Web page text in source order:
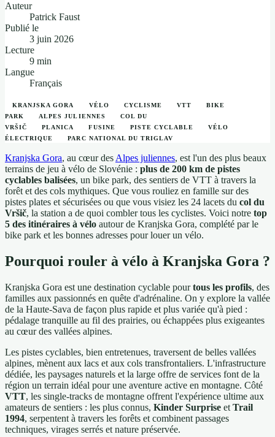
Auteur
Patrick Faust
Publié le
3 juin 2026
Lecture
9 min
Langue
Français
KRANJSKA GORA VÉLO CYCLISME VTT
BIKE
PARK
ALPES JULIENNES
COL DU
VRŠIČ
PLANICA FUSINE PISTE CYCLABLE
VÉLO
ÉLECTRIQUE
PARC NATIONAL DU TRIGLAV
Kranjska Gora, au cœur des Alpes juliennes, est l'un des plus beaux
terrains de jeu à vélo de Slovénie : plus de 200 km de pistes
cyclables balisées, un bike park, des sentiers de VTT à travers la
forêt et des cols mythiques. Que vous rouliez en famille sur des
pistes plates et sécurisées ou que vous visiez les 24 lacets du col du
Vršič, la station a de quoi combler tous les cyclistes. Voici notre top
5 des itinéraires à vélo autour de Kranjska Gora, complété par le
bike park et les bonnes adresses pour louer un vélo.
Pourquoi rouler à vélo à Kranjska Gora ?
Kranjska Gora est une destination cyclable pourtous les profils, des
familles aux passionnés en quête d'adrénaline. On y explore la vallée
de la Haute-Sava de façon plus rapide et plus variée qu'à pied :
pédalage tranquille au fil des prairies, ou échappées plus exigeantes
au cœur des vallées alpines.
Les pistes cyclables, bien entretenues, traversent de belles vallées
alpines, mènent aux lacs et aux cols transfrontaliers. L'infrastructure
dédiée, les paysages naturels et la large offre de services font de la
région un terrain idéal pour une aventure active en montagne. Côté
VTT, les single-tracks de montagne offrent l'expérience ultime aux
amateurs de sentiers : les plus connus, Kinder Surprise et Trail
1994, serpentent à travers les forêts et combinent passages
techniques, virages serrés et nature préservée.